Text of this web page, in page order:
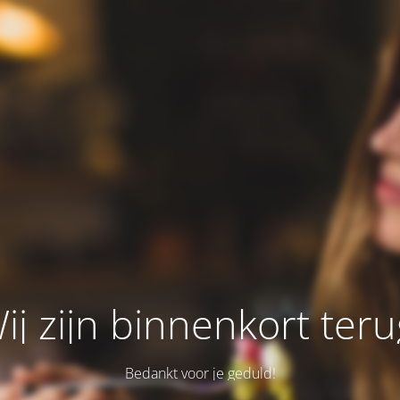
zijn binnenkort
Bedankt voor je geduld!